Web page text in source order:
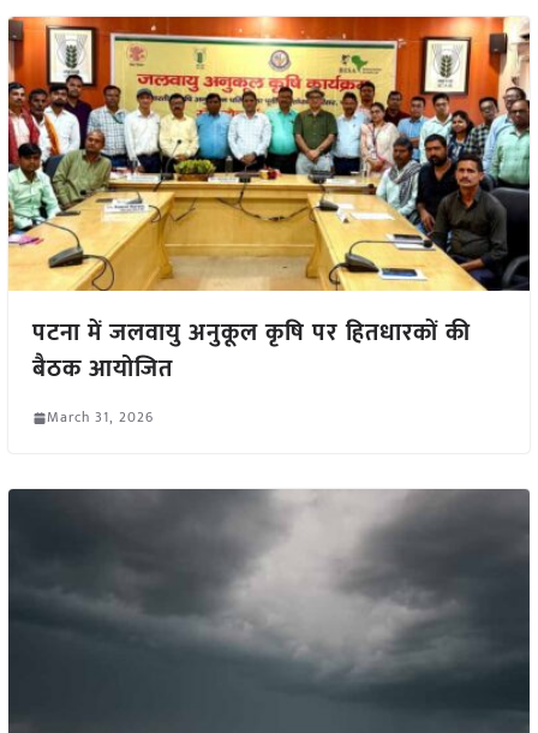
पटना में जलवायु अनुकूल कृषि पर हितधारकों की
बैठक आयोजित
March 31, 2026